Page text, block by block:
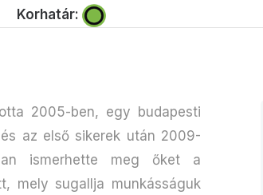
Korhatár:
2005-ben, egy budapesti
az első sikerek után 2009-
ismerhette meg őket a
mely sugallja munkásságuk